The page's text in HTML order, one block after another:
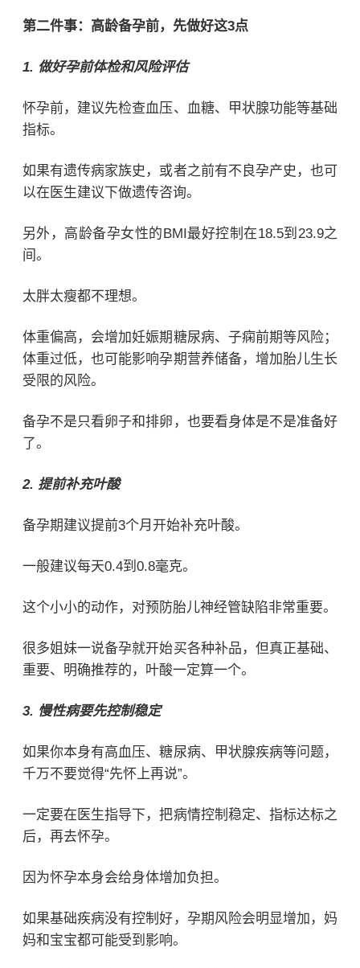
第二件事：高龄备孕前，先做好这3点
1. 做好孕前体检和风险评估
怀孕前，建议先检查血压、血糖、甲状腺功能等基础
指标。
如果有遗传病家族史，或者之前有不良孕产史，也可
以在医生建议下做遗传咨询。
另外，高龄备孕女性的BMI最好控制在18.5到23.9之
间。
太胖太瘦都不理想。
体重偏高，会增加妊娠期糖尿病、子痫前期等风险；
体重过低，也可能影响孕期营养储备，增加胎儿生长
受限的风险。
备孕不是只看卵子和排卵，也要看身体是不是准备好
了。
2. 提前补充叶酸
备孕期建议提前3个月开始补充叶酸。
一般建议每天0.4到0.8毫克。
这个小小的动作，对预防胎儿神经管缺陷非常重要。
很多姐妹一说备孕就开始买各种补品，但真正基础、
重要、明确推荐的，叶酸一定算一个。
3. 慢性病要先控制稳定
如果你本身有高血压、糖尿病、甲状腺疾病等问题，
千万不要觉得“先怀上再说”。
一定要在医生指导下，把病情控制稳定、指标达标之
后，再去怀孕。
因为怀孕本身会给身体增加负担。
如果基础疾病没有控制好，孕期风险会明显增加，妈
妈和宝宝都可能受到影响。